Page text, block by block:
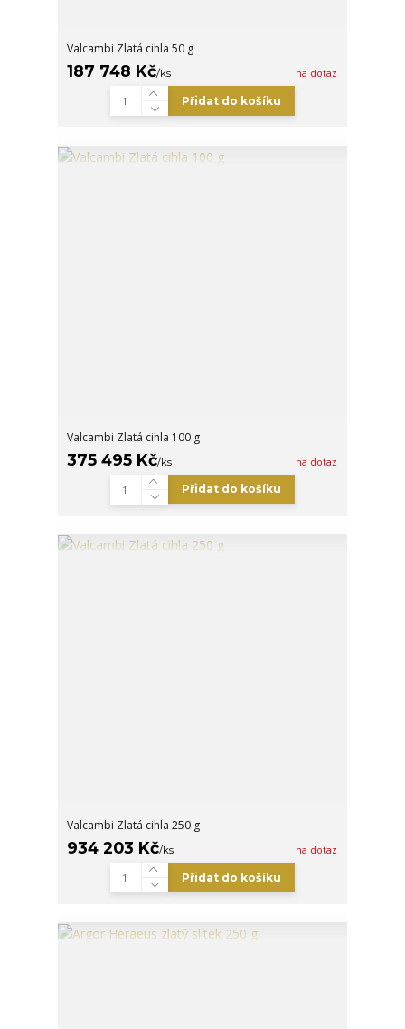
Valcambi Zlatá cihla 50 g
187 748 Kč/ks na dotaz
Přidat do košíku
Valcambi Zlatá cihla 100 g
375 495 Kč/ks na dotaz
Přidat do košíku
Valcambi Zlatá cihla 250 g
934 203 Kč/ks na dotaz
Přidat do košíku